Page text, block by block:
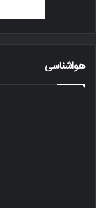
هواشناسی